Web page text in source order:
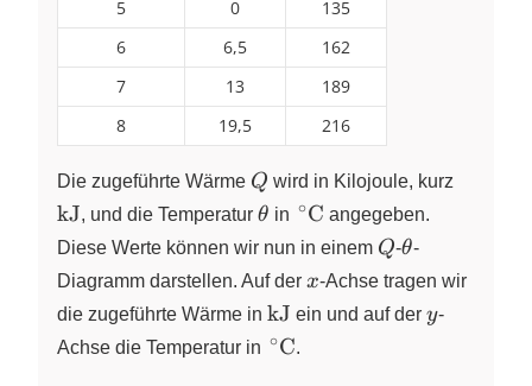
5
0
135
6
6,5
162
7
13
189
8
19,5 216
Die zugeführte Wärme Q
Q wird in Kilojoule, kurz
kJ, und die Temperatur \theta
θ in \,^\circ\pu{C}
∘C angegeben.
Diese Werte können wir nun in einem Q
Q-\theta
θ-
Diagramm darstellen. Auf der x
x-Achse tragen wir
die zugeführte Wärme in \pu{kJ}
kJ ein und auf der y
y-
Achse die Temperatur in \,^\circ\pu{C}
∘C.